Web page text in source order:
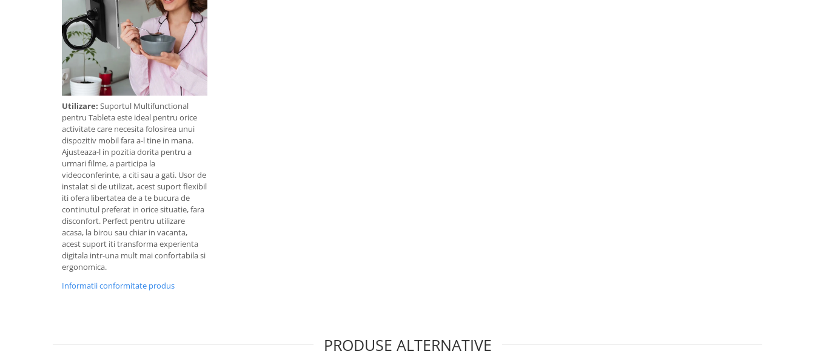
Utilizare: Suportul Multifunctional
pentru Tableta este ideal pentru orice
activitate care necesita folosirea unui
dispozitiv mobil fara a-l tine in mana.
Ajusteaza-l in pozitia dorita pentru a
urmari filme, a participa la
videoconferinte, a citi sau a gati. Usor de
instalat si de utilizat, acest suport flexibil
iti ofera libertatea de a te bucura de
continutul preferat in orice situatie, fara
disconfort. Perfect pentru utilizare
acasa, la birou sau chiar in vacanta,
acest suport iti transforma experienta
digitala intr-una mult mai confortabila si
ergonomica.
Informatii conformitate produs
PRODUSE ALTERNATIVE